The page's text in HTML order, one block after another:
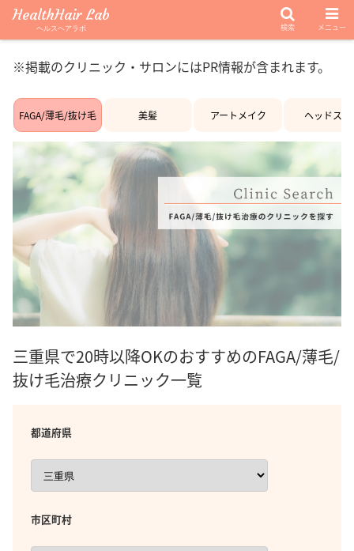
※掲載のクリニック・サロンにはPR情報が含まれます。
FAGA/薄毛/抜け毛 美髪 アートメイク ヘッドスパ
三重県で20時以降OKのおすすめのFAGA/薄毛/
抜け毛治療クリニック一覧
都道府県
市区町村
HealthHair Lab
ヘルスヘアラボ 検索 メニュー